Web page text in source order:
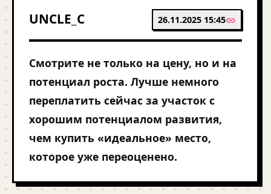
UNCLE_C 26.11.2025 15:45
Смотрите не только на цену, но и на
потенциал роста. Лучше немного
переплатить сейчас за участок с
хорошим потенциалом развития,
чем купить «идеальное» место,
которое уже переоценено.